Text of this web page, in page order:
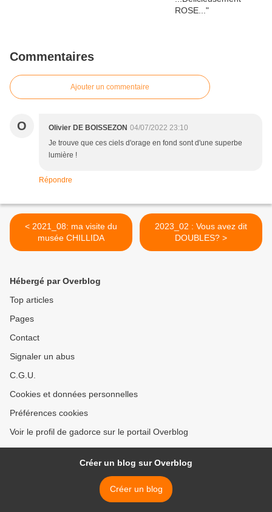
Commentaires
Ajouter un commentaire
O Olivier DE BOISSEZON 04/07/2022 23:10
Je trouve que ces ciels d'orage en fond sont d'une superbe
lumière !
Répondre
< 2021_08: ma visite du
musée CHILLIDA
2023_02 : Vous avez dit
DOUBLES? >
Hébergé par Overblog
Top articles
Pages
Contact
Signaler un abus
C.G.U.
Cookies et données personnelles
Préférences cookies
Voir le profil de gadorce sur le portail Overblog
Créer un blog sur Overblog
Créer un blog